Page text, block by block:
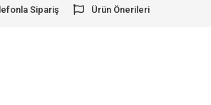
Sipariş Ürün Önerileri